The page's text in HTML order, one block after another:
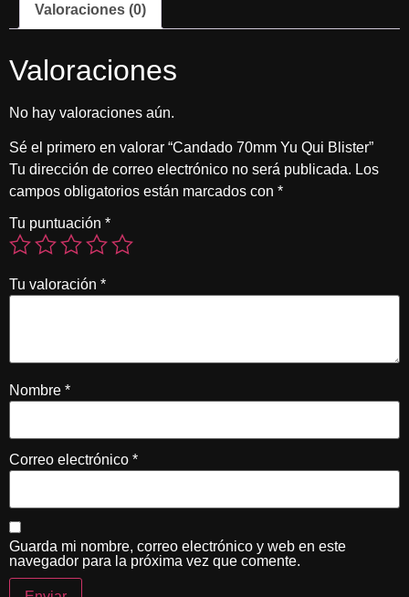
Valoraciones (0)
Valoraciones
No hay valoraciones aún.
Sé el primero en valorar “Candado 70mm Yu Qui Blister”
Tu dirección de correo electrónico no será publicada. Los
campos obligatorios están marcados con *
Tu puntuación *
Tu valoración *
Nombre *
Correo electrónico *
Guarda mi nombre, correo electrónico y web en este
navegador para la próxima vez que comente.